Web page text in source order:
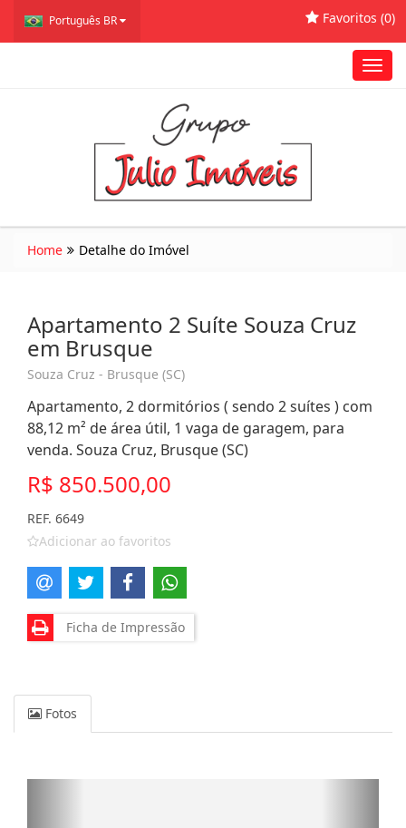
Português BR Favoritos (0)
Home Detalhe do Imóvel
Apartamento 2 Suíte Souza Cruz
em Brusque
Souza Cruz - Brusque (SC)
Apartamento, 2 dormitórios ( sendo 2 suítes ) com
88,12 m² de área útil, 1 vaga de garagem, para
venda. Souza Cruz, Brusque (SC)
R$ 850.500,00
REF. 6649
Adicionar ao favoritos
Ficha de Impressão
Fotos